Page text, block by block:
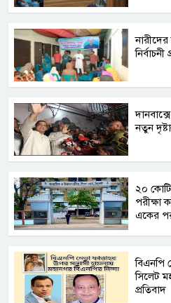
নতুন
২০
পরীক্ষা
একের
বিএনপি
সিলেট
প্রতিবাদ